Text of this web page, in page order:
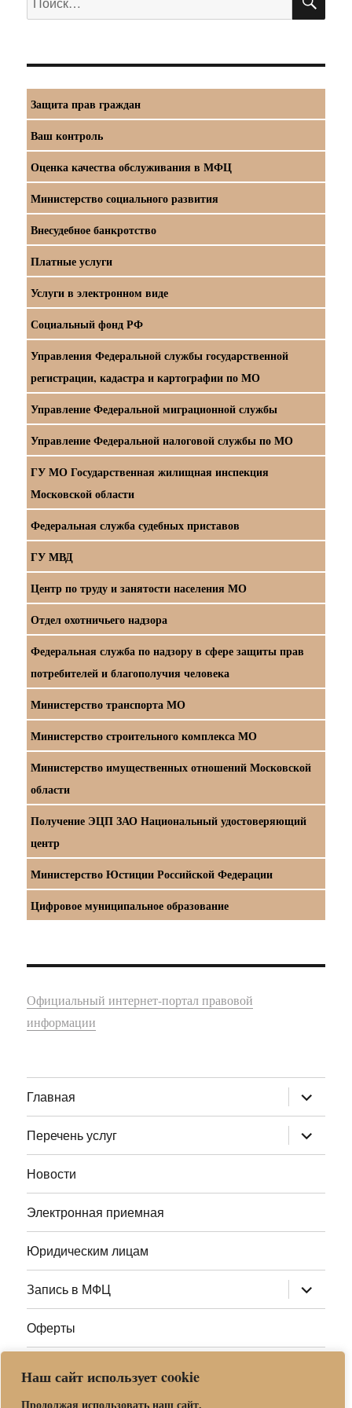
Наш сайт использует cookie
Продолжая использовать наш сайт,
Защита прав граждан
Ваш контроль
Оценка качества обслуживания в МФЦ
Министерство социального развития
Внесудебное банкротство
Платные услуги
Услуги в электронном виде
Социальный фонд РФ
Управления Федеральной службы государственной
регистрации, кадастра и картографии по МО
Управление Федеральной миграционной службы
Управление Федеральной налоговой службы по МО
ГУ МО Государственная жилищная инспекция
Московской области
Федеральная служба судебных приставов
ГУ МВД
Центр по труду и занятости населения МО
Отдел охотничьего надзора
Федеральная служба по надзору в сфере защиты прав
потребителей и благополучия человека
Министерство транспорта МО
Министерство строительного комплекса МО
Министерство имущественных отношений Московской
области
Получение ЭЦП ЗАО Национальный удостоверяющий
центр
Министерство Юстиции Российской Федерации
Цифровое муниципальное образование
Официальный интернет-портал правовой
информации
Главная раскрыть
дочернее
меню
Перечень услуг
раскрыть
дочернее
меню
Новости
Электронная приемная
Юридическим лицам
Запись в МФЦ раскрыть
дочернее
меню
Оферты